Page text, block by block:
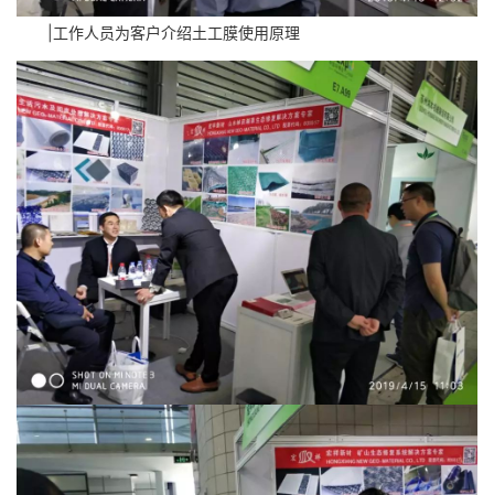
|工作人员为客户介绍土工膜使用原理